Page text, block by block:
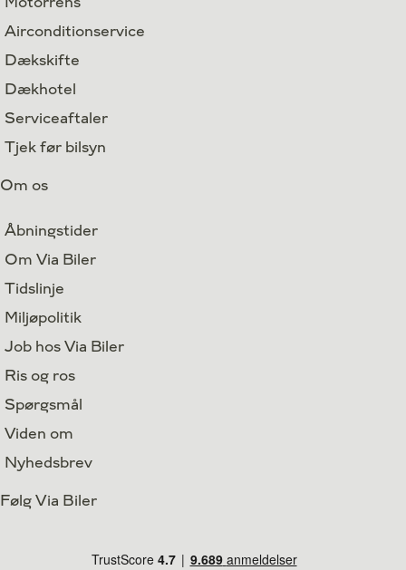
Airconditionservice
Dækskifte
Dækhotel
Serviceaftaler
Tjek før bilsyn
Om os
Åbningstider
Om Via Biler
Tidslinje
Miljøpolitik
Job hos Via Biler
Ris og ros
Spørgsmål
Viden om
Nyhedsbrev
Følg Via Biler